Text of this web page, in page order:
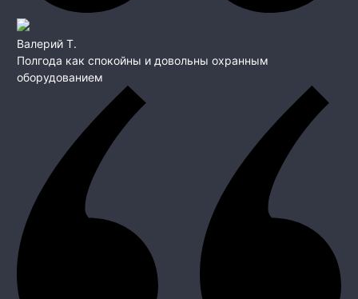
Валерий Т.
Полгода как спокойны и довольны охранным
оборудованием